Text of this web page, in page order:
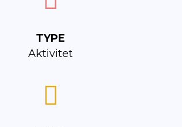
TYPE
Aktivitet